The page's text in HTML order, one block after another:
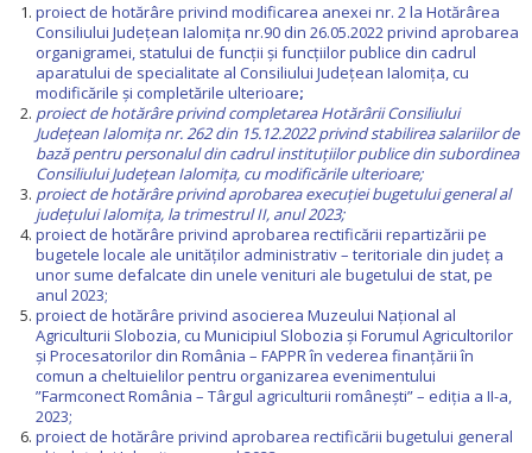
proiect de hotărâre privind modificarea anexei nr. 2 la Hotărârea
Consiliului Județean Ialomița nr.90 din 26.05.2022 privind aprobarea
organigramei, statului de funcții și funcțiilor publice din cadrul
aparatului de specialitate al Consiliului Județean Ialomița, cu
modificările și completările ulterioare;
proiect de hotărâre privind completarea Hotărârii Consiliului
Județean Ialomița nr. 262 din 15.12.2022 privind stabilirea salariilor de
bază pentru personalul din cadrul instituțiilor publice din subordinea
Consiliului Județean Ialomița, cu modificările ulterioare;
proiect de hotărâreprivind aprobarea execuției bugetului general al
județului Ialomița, la trimestrul II, anul 2023;
proiect de hotărâre privind aprobarea rectificării repartizării pe
bugetele locale ale unităților administrativ – teritoriale din județ a
unor sume defalcate din unele venituri ale bugetului de stat, pe
anul 2023;
proiect de hotărâre privind asocierea Muzeului Național al
Agriculturii Slobozia, cu Municipiul Slobozia și Forumul Agricultorilor
și Procesatorilor din România – FAPPR în vederea finanțării în
comun a cheltuielilor pentru organizarea evenimentului
”Farmconect România – Târgul agriculturii românești” – ediția a II-a,
2023;
proiect de hotărâre privind aprobarea rectificării bugetului general